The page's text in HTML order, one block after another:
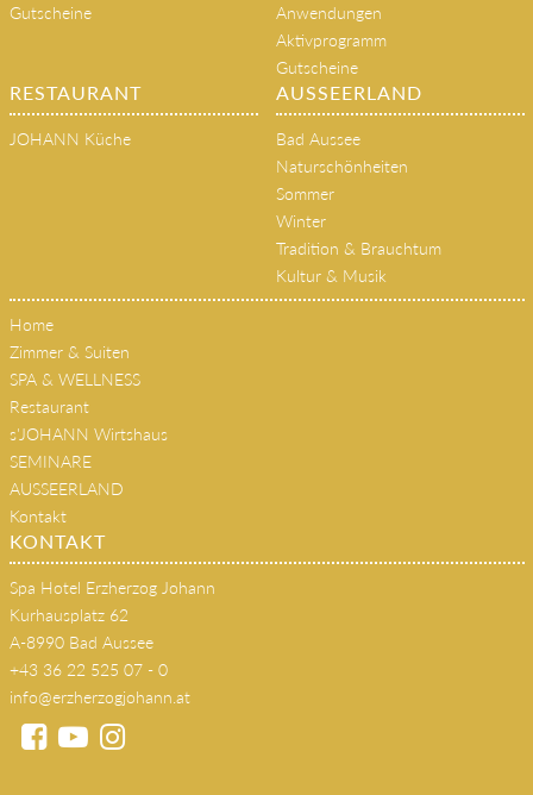
Gutscheine
Anwendungen
Aktivprogramm
Gutscheine
RESTAURANT
JOHANN Küche
AUSSEERLAND
Bad Aussee
Naturschönheiten
Sommer
Winter
Tradition & Brauchtum
Kultur & Musik
Home
Zimmer & Suiten
SPA & WELLNESS
Restaurant
s'JOHANN Wirtshaus
SEMINARE
AUSSEERLAND
Kontakt
KONTAKT
Spa Hotel Erzherzog Johann
Kurhausplatz 62
A-8990 Bad Aussee
+43 36 22 525 07 - 0
info@erzherzogjohann.at